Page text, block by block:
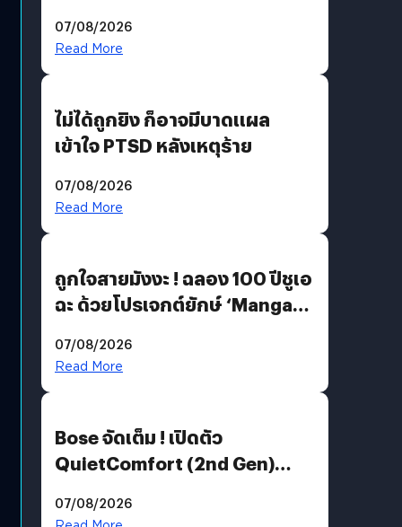
07/08/2026
Read More
ไม่ได้ถูกยิง ก็อาจมีบาดแผล
เข้าใจ PTSD หลังเหตุร้าย
07/08/2026
Read More
ถูกใจสายมังงะ ! ฉลอง 100 ปีชูเอ
ฉะ ด้วยโปรเจกต์ยักษ์ ‘Manga
มีภาษาไทยด้วย
07/08/2026
Read More
Bose จัดเต็ม ! เปิดตัว
QuietComfort (2nd Gen)
07/08/2026